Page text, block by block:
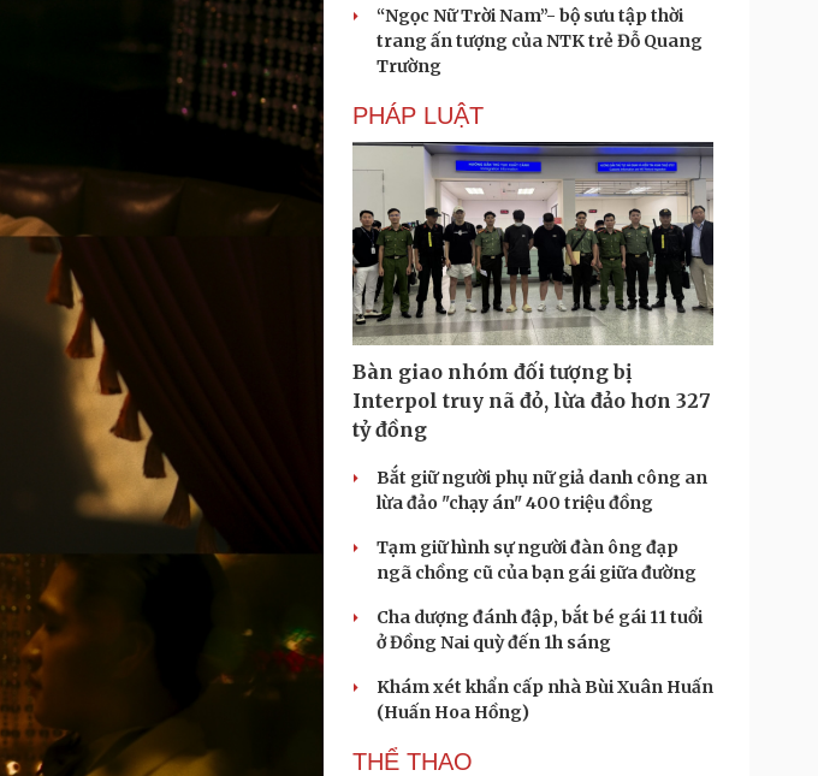
“Ngọc Nữ Trời Nam”- bộ sưu tập thời
trang ấn tượng của NTK trẻ Đỗ Quang
Trường
PHÁP LUẬT
Bàn giao nhóm đối tượng bị
Interpol truy nã đỏ, lừa đảo hơn 327
tỷ đồng
Bắt giữ người phụ nữ giả danh công an
lừa đảo "chạy án" 400 triệu đồng
Tạm giữ hình sự người đàn ông đạp
ngã chồng cũ của bạn gái giữa đường
Cha dượng đánh đập, bắt bé gái 11 tuổi
ở Đồng Nai quỳ đến 1h sáng
Khám xét khẩn cấp nhà Bùi Xuân Huấn
(Huấn Hoa Hồng)
THỂ THAO